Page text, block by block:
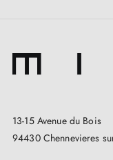
13-15 Avenue du Bois
94430 Chennevieres